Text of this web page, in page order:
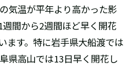
気温が平年より高かった影
間から2週間ほど早く開花
ます。特に岩手県大船渡では
県高山では13日早く開花し